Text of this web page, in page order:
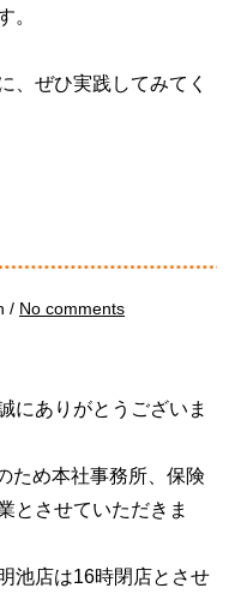
。
、ぜひ実践してみてく
/ No comments
にありがとうございま
ため本社事務所、保険
とさせていただきま
池店は16時閉店とさせ